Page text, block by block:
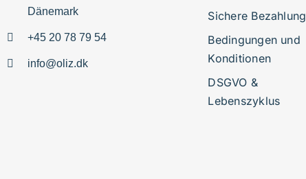
Dänemark
+45 20 78 79 54
info@oliz.dk
Sichere Bezahlung
Bedingungen und
Konditionen
DSGVO &
Lebenszyklus